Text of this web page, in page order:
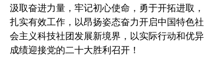
汲取奋进力量，牢记初心使命，勇于开拓进取，
扎实有效工作，以昂扬姿态奋力开启中国特色社
会主义科技社团发展新境界，以实际行动和优异
成绩迎接党的二十大胜利召开！